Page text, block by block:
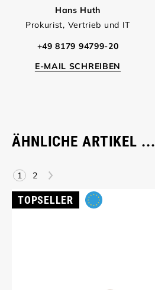
Hans Huth
Prokurist, Vertrieb und IT
+49 8179 94799-20
E-MAIL SCHREIBEN
ÄHNLICHE ARTIKEL ...
1 2 >
TOPSELLER